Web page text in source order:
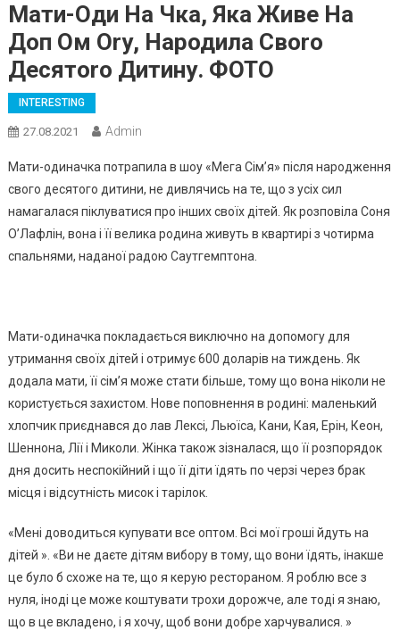
Мати-Оди На Чка, Яка Живе На
Доп Ом Оrу, Народила Своrо
Десятоrо Дитину. ФОТО
INTERESTING
27.08.2021 Admin
Мати-одиначка потрапила в шоу «Мега Сім’я» після народження
свого десятого дитини, не дивлячись на те, що з усіх сил
намагалася піклуватися про інших своїх дітей. Як розповіла Соня
О’Лафлін, вона і її велика родина живуть в квартирі з чотирма
спальнями, наданої радою Саутгемптона.
Мати-одиначка покладається виключно на допомогу для
утримання своїх дітей і отримує 600 доларів на тиждень. Як
додала мати, її сім’я може стати більше, тому що вона ніколи не
користується захистом. Нове поповнення в родині: маленький
хлопчик приєднався до лав Лексі, Льюїса, Кани, Кая, Ерін, Кеон,
Шеннона, Лії і Миколи. Жінка також зізналася, що її розпорядок
дня досить неспокійний і що її діти їдять по черзі через брак
місця і відсутність мисок і тарілок.
«Мені доводиться купувати все оптом. Всі мої гроші йдуть на
дітей ». «Ви не даєте дітям вибору в тому, що вони їдять, інакше
це було б схоже на те, що я керую рестораном. Я роблю все з
нуля, іноді це може коштувати трохи дорожче, але тоді я знаю,
що в це вкладено, і я хочу, щоб вони добре харчувалися. »